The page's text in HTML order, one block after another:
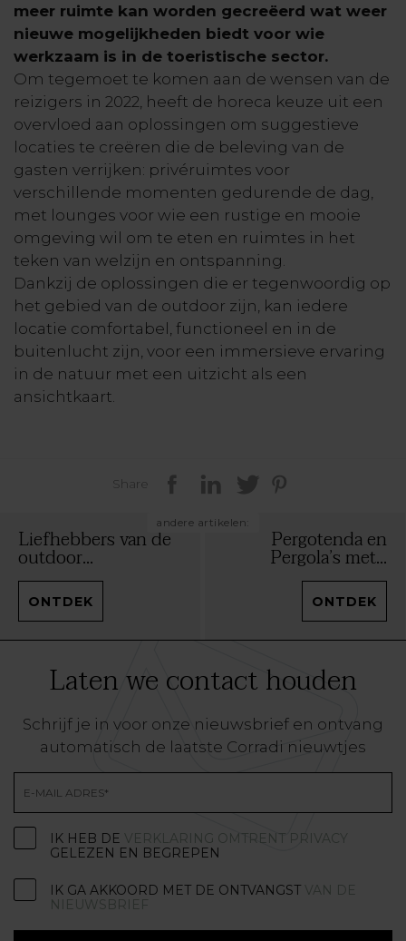
meer ruimte kan worden gecreëerd wat weer
nieuwe mogelijkheden biedt voor wie
werkzaam is in de toeristische sector.
Om tegemoet te komen aan de wensen van de
reizigers in 2022, heeft de horeca keuze uit een
overvloed aan oplossingen om suggestieve
locaties te creëren die de beleving van de
gasten verrijken: privéruimtes voor
verschillende momenten gedurende de dag,
met lounges voor wie een rustige en mooie
omgeving wil om te eten en ruimtes in het
teken van welzijn en ontspanning.
Dankzij de oplossingen die er tegenwoordig op
het gebied van de outdoor zijn, kan iedere
locatie comfortabel, functioneel en in de
buitenlucht zijn, voor een immersieve ervaring
in de natuur met een uitzicht als een
ansichtkaart.
Share
andere artikelen:
Liefhebbers van de
outdoor...
ONTDEK
Pergotenda en
Pergola’s met...
ONTDEK
Laten we contact houden
Schrijf je in voor onze nieuwsbrief en ontvang
automatisch de laatste Corradi nieuwtjes
IK HEB DE VERKLARING OMTRENT PRIVACY
GELEZEN EN BEGREPEN
IK GA AKKOORD MET DE ONTVANGST VAN DE
NIEUWSBRIEF